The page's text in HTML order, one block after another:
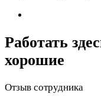
Работать
хорошие
Отзыв сотрудника